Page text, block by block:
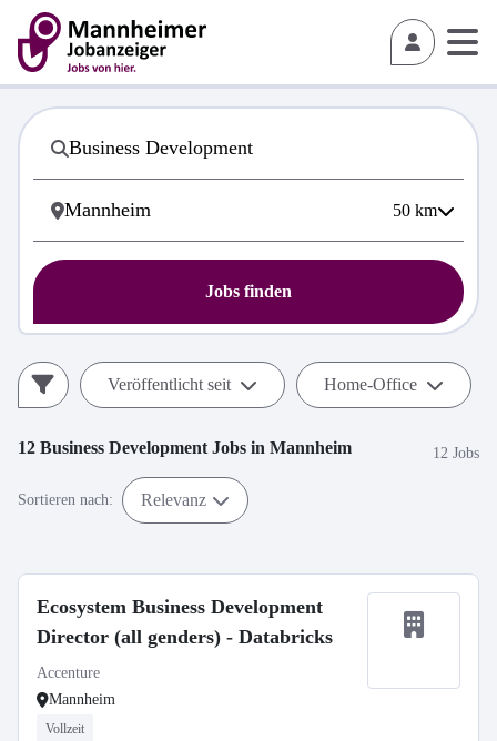
50 km
Jobs finden
Veröffentlicht seit Home-Office
12 Business Development Jobs in Mannheim 12 Jobs
Sortieren nach: Relevanz
Ecosystem Business Development
Director (all genders) - Databricks
Accenture
Mannheim
Vollzeit